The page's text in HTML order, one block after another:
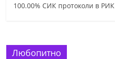
100.00% СИК протоколи в РИК
Любопитно